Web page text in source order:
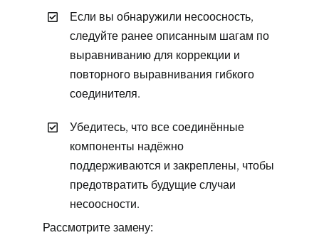
Если вы обнаружили несоосность,
следуйте ранее описанным шагам по
выравниванию для коррекции и
повторного выравнивания гибкого
соединителя.
Убедитесь, что все соединённые
компоненты надёжно
поддерживаются и закреплены, чтобы
предотвратить будущие случаи
несоосности.
Рассмотрите замену: